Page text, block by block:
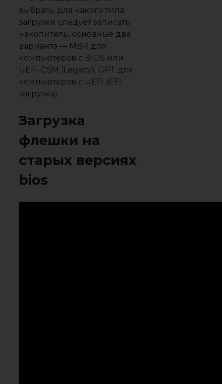
выбрать, для какого типа
загрузки следует записать
накопитель, основные два
варианта — MBR для
компьютеров с BIOS или
UEFI-CSM (Legacy), GPT для
компьютеров с UEFI (EFI
загрузка).
Загрузка
флешки на
старых версиях
bios